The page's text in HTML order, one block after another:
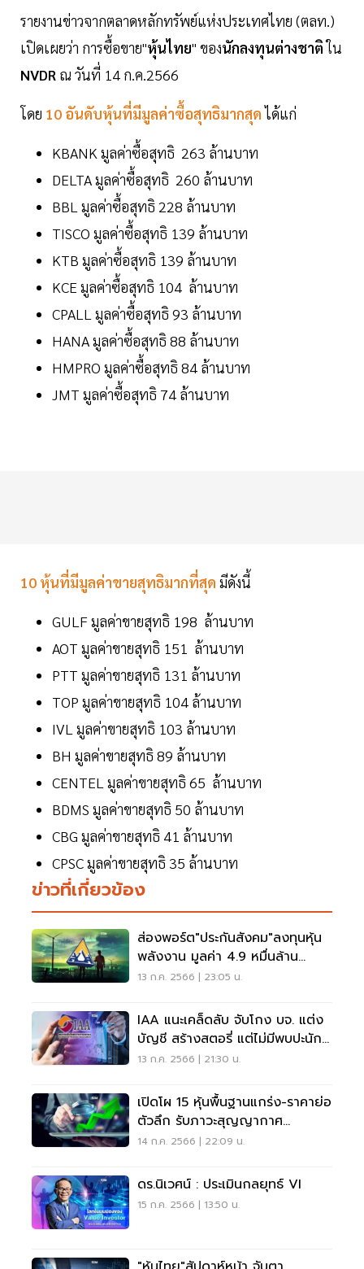
รายงานข่าวจากตลาดหลักทรัพย์แห่งประเทศไทย (ตลท.)
เปิดเผยว่า การซื้อขาย"หุ้นไทย" ของนักลงทุนต่างชาติใน
NVDR ณ วันที่ 14 ก.ค.2566
โดย 10 อันดับหุ้นที่มีมูลค่าซื้อสุทธิมากสุดได้แก่
KBANK มูลค่าซื้อสุทธิ 263 ล้านบาท
DELTA มูลค่าซื้อสุทธิ 260 ล้านบาท
BBL มูลค่าซื้อสุทธิ 228 ล้านบาท
TISCO มูลค่าซื้อสุทธิ 139 ล้านบาท
KTB มูลค่าซื้อสุทธิ 139 ล้านบาท
KCE มูลค่าซื้อสุทธิ 104 ล้านบาท
CPALL มูลค่าซื้อสุทธิ 93 ล้านบาท
HANA มูลค่าซื้อสุทธิ 88 ล้านบาท
HMPRO มูลค่าซื้อสุทธิ 84 ล้านบาท
JMT มูลค่าซื้อสุทธิ 74 ล้านบาท
10 หุ้นที่มีมูลค่าขายสุทธิมากที่สุด มีดังนี้
GULF มูลค่าขายสุทธิ 198 ล้านบาท
AOT มูลค่าขายสุทธิ 151 ล้านบาท
PTT มูลค่าขายสุทธิ 131 ล้านบาท
TOP มูลค่าขายสุทธิ 104 ล้านบาท
IVL มูลค่าขายสุทธิ 103 ล้านบาท
BH มูลค่าขายสุทธิ 89 ล้านบาท
CENTEL มูลค่าขายสุทธิ 65 ล้านบาท
BDMS มูลค่าขายสุทธิ 50 ล้านบาท
CBG มูลค่าขายสุทธิ 41 ล้านบาท
CPSC มูลค่าขายสุทธิ 35 ล้านบาท
ข่าวที่เกี่ยวข้อง
ส่องพอร์ต"ประกันสังคม"ลงทุนหุ้น
พลังงาน มูลค่า 4.9 หมื่นล้าน
ถือตัวใดบ้าง
13 ก.ค. 2566 | 23:05 น.
IAA แนะเคล็ดลับ จับโกง บจ. แต่ง
บัญชี สร้างสตอรี่ แต่ไม่มีพบปะนัก
ลงทุน
13 ก.ค. 2566 | 21:30 น.
เปิดโผ 15 หุ้นพื้นฐานแกร่ง-ราคาย่อ
ตัวลึก รับภาวะสุญญากาศ
การเมือง
14 ก.ค. 2566 | 22:09 น.
ดร.นิเวศน์ : ประเมินกลยุทธ์ VI
15 ก.ค. 2566 | 13:50 น.